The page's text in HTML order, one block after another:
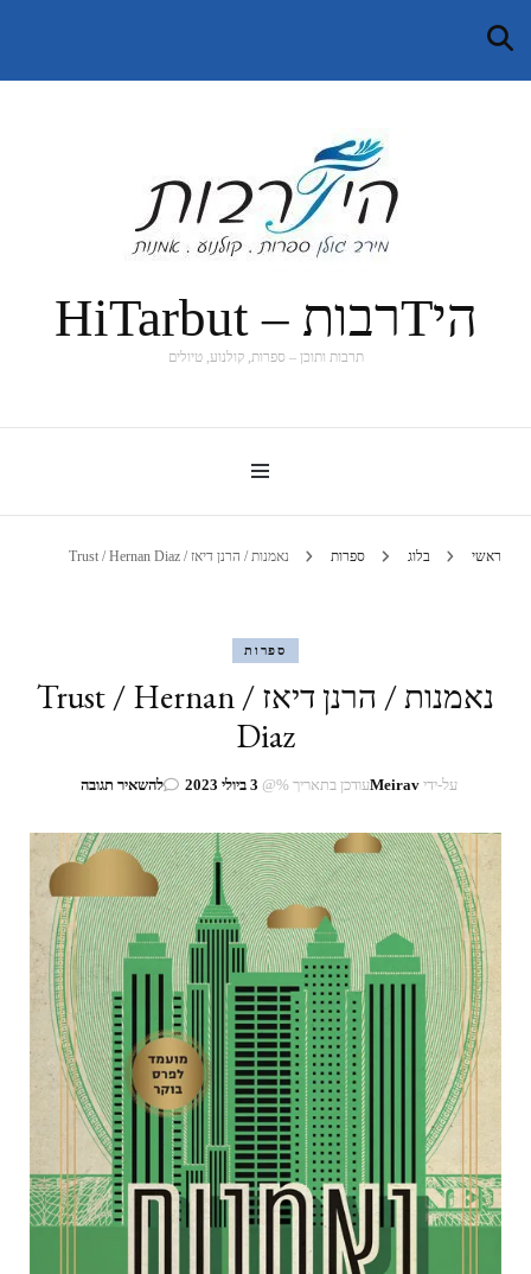
היTרבות – HiTarbut
תרבות ותוכן – ספרות, קולנוע, טיולים
ראשי בלוג ספרות נאמנות / הרנן דיאז / Trust / Hernan Diaz
ספרות
נאמנות / הרנן דיאז / Trust / Hernan
Diaz
על-ידי Meiravעודכן בתאריך %@ 3 ביולי 2023 להשאיר תגובהבנושא
/
הרנן
/
Trust
/
Hernan
Diaz